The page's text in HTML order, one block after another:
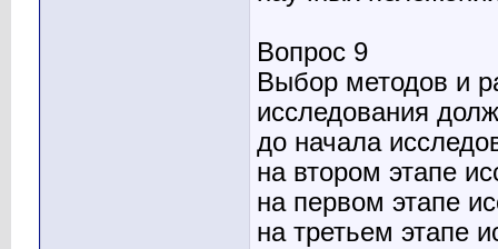
Вопрос 9
Выбор методов и
исследования
до начала
на втором этапе
на первом этапе
на третьем этапе